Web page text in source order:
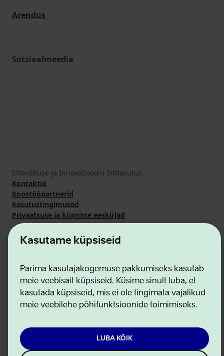
Kasutame küpsiseid
Parima kasutajakogemuse pakkumiseks kasutab
meie veebisait küpsiseid. Küsime sinult luba, et
kasutada küpsiseid, mis ei ole tingimata vajalikud
meie veebilehe põhifunktsioonide toimimiseks.
LUBA KÕIK
Arendus
Sotsiaalmeedia
Ettevõtluse ja Innovatsiooni Sihtasutus
Kontaktid
Koostööpartnerid
Kasutustingimused
Privaatsuse ja küpsiste eeskirjad